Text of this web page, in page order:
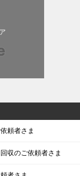
頼者さま
収のご依頼者さま